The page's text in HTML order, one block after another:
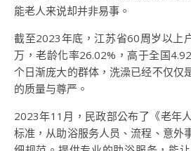
能老人来说却并非易事。
截至2023年底，江苏省60周岁以上
万，老龄化率26.02%，高于全国
个日渐庞大的群体，洗澡已经不仅仅
的质量与尊严。
2023年11月，民政部公布了《老年
标准，从助浴服务人员、流程、意外